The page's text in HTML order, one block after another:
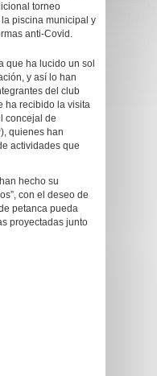
torneo
piscina municipal y
anti-Covid.
ha lucido un sol
y así lo han
del club
ha recibido la visita
concejal de
quienes han
actividades que
hecho su
con el deseo de
petanca pueda
proyectadas junto